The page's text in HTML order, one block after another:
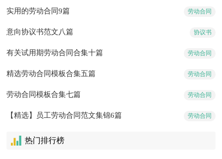
劳动合同
实用的劳动合同9篇
协议书
意向协议书范文八篇
劳动合同
有关试用期劳动合同合集十篇
劳动合同
精选劳动合同模板合集五篇
劳动合同
劳动合同模板合集七篇
劳动合同
【精选】员工劳动合同范文集锦6篇
热门排行榜